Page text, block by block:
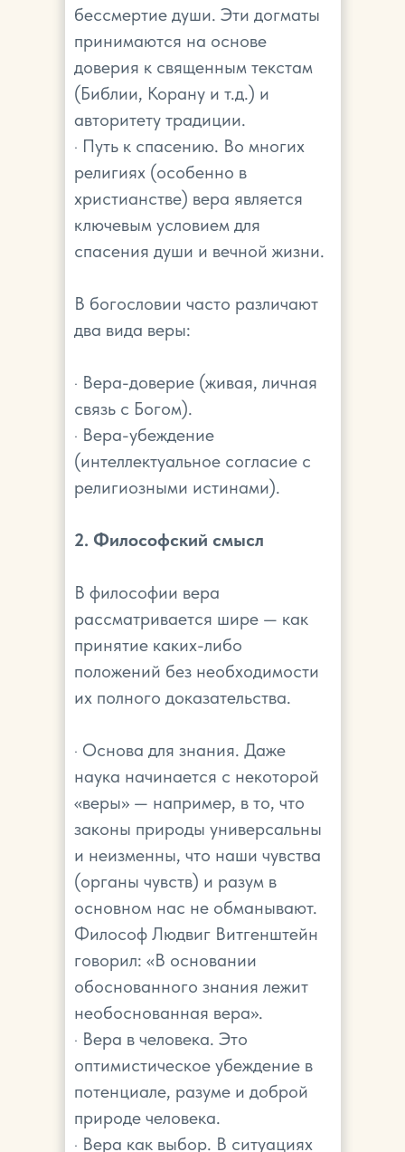
бессмертие души. Эти догматы
принимаются на основе
доверия к священным текстам
(Библии, Корану и т.д.) и
авторитету традиции.
· Путь к спасению. Во многих
религиях (особенно в
христианстве) вера является
ключевым условием для
спасения души и вечной жизни.
В богословии часто различают
два вида веры:
· Вера-доверие (живая, личная
связь с Богом).
· Вера-убеждение
(интеллектуальное согласие с
религиозными истинами).
2. Философский смысл
В философии вера
рассматривается шире — как
принятие каких-либо
положений без необходимости
их полного доказательства.
· Основа для знания. Даже
наука начинается с некоторой
«веры» — например, в то, что
законы природы универсальны
и неизменны, что наши чувства
(органы чувств) и разум в
основном нас не обманывают.
Философ Людвиг Витгенштейн
говорил: «В основании
обоснованного знания лежит
необоснованная вера».
· Вера в человека. Это
оптимистическое убеждение в
потенциале, разуме и доброй
природе человека.
· Вера как выбор. В ситуациях